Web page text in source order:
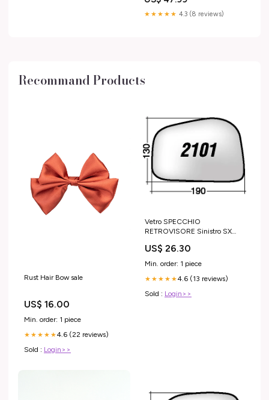
★★★★★ 4.3 (8 reviews)
Recommand Products
Rust Hair Bow sale
US$ 16.00
Min. order: 1 piece
★★★★★4.6 (22 reviews)
Sold : Login>>
Vetro SPECCHIO
RETROVISORE Sinistro SX
SPORTS - Porta licenze /
Dischi orario
US$ 26.30
Min. order: 1 piece
★★★★★4.6 (13 reviews)
Sold : Login>>